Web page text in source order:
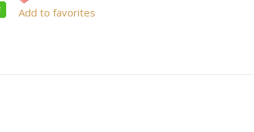
Add to favorites